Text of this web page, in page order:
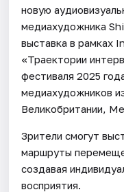
новую
медиахудожника
выставка в рамках
«Траектории
фестиваля 2025
медиахудожников
Великобритании,
Зрители смогут
маршруты
создавая
восприятия.